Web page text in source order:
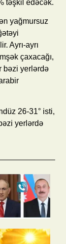
təşkil edəcək.
yağmursuz
Ayrı-ayrı
çaxacağı,
bəzi yerlərdə
26-31° isti,
yerlərdə